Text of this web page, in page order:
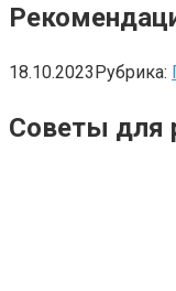
18.10.2023Рубрика:
Советы для